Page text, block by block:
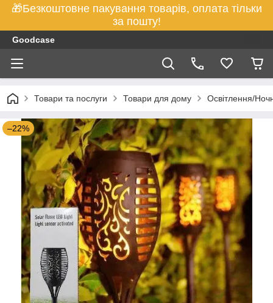
🎁Безкоштовне пакування товарів, оплата тільки
за пошту!
Goodcase
Товари та послуги Товари для дому Освітлення/
–22%